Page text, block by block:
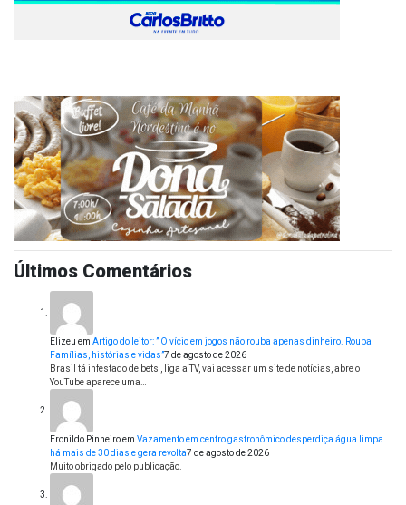
Últimos Comentários
Elizeu em Artigo do leitor: ” O vício em jogos não rouba apenas dinheiro. Rouba
Famílias, histórias e vidas”7 de agosto de 2026
Brasil tá infestado de bets , liga a TV, vai acessar um site de notícias, abre o
YouTube aparece uma…
Eronildo Pinheiroem Vazamento em centro gastronômico desperdiça água limpa
há mais de 30 dias e gera revolta7 de agosto de 2026
Muito obrigado pelo publicação.